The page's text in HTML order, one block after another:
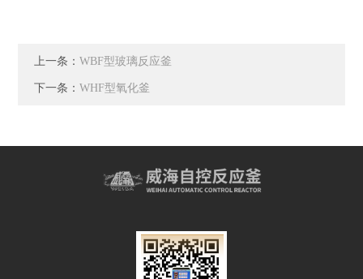
上一条：WBF型玻璃反应釜
下一条：WHF型氧化釜